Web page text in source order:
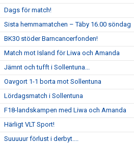
Dags för match!
Sista hemmamatchen – Täby 16.00 söndag
BK30 stöder Barncancerfonden!
Match mot Island för Liwa och Amanda
Jämnt och tufft i Sollentuna...
Oavgort 1-1 borta mot Sollentuna
Lördagsmatch i Sollentuna
F18-landskampen med Liwa och Amanda
Härligt VLT Sport!
Suuuuur förlust i derbyt....